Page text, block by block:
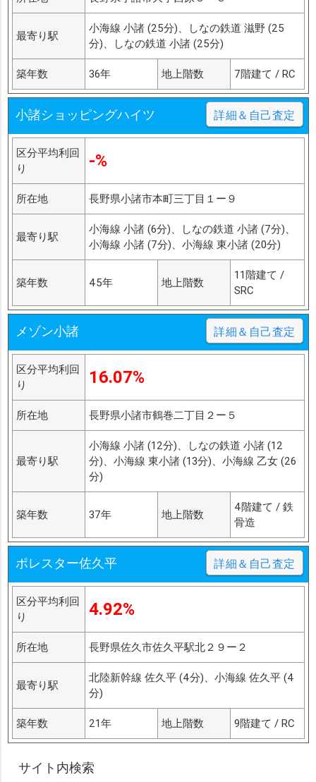
最寄り駅
小海線 小諸 (25分)、しなの鉄道 滋野 (25
分)、しなの鉄道 小諸 (25分)
築年数 36年 地上階数 7階建て / RC
小諸ショッピングハイツ 詳細＆自己査定
区分平均利回
り
-%
所在地 長野県小諸市本町三丁目１ー９
最寄り駅
小海線 小諸 (6分)、しなの鉄道 小諸 (7分)、
小海線 小諸 (7分)、小海線 東小諸 (20分)
築年数 45年 地上階数
11階建て /
SRC
メゾン小諸 詳細＆自己査定
区分平均利回
り
16.07%
所在地 長野県小諸市鶴巻二丁目２ー５
最寄り駅
小海線 小諸 (12分)、しなの鉄道 小諸 (12
分)、小海線 東小諸 (13分)、小海線 乙女 (26
分)
築年数 37年 地上階数
4階建て / 鉄
骨造
ポレスター佐久平 詳細＆自己査定
区分平均利回
り
4.92%
所在地 長野県佐久市佐久平駅北２９ー２
最寄り駅
北陸新幹線 佐久平 (4分)、小海線 佐久平 (4
分)
築年数 21年 地上階数 9階建て / RC
サイト内検索